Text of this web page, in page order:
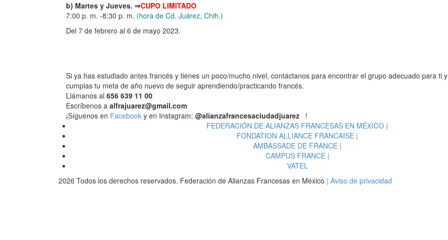
b) Martes y Jueves. ⇒CUPO LIMITADO
7:00 p. m. -8:30 p. m. (hora de Cd. Juárez, Chih.)
Del 7 de febrero al 6 de mayo 2023.
Si ya has estudiado antes francés y tienes un poco/mucho nivel, contáctanos para encontrar el grupo adecuado para ti y
cumplas tu meta de año nuevo de seguir aprendiendo/practicando francés.
Llámanos al 656 639 11 00
Escríbenos a alfrajuarez@gmail.com
¡Síguenos en Facebook y en Instagram: @alianzafrancesaciudadjuarez !
FEDERACIÓN DE ALIANZAS FRANCESAS EN MÉXICO |
FONDATION ALLIANCE FRANCAISE |
AMBASSADE DE FRANCE |
CAMPUS FRANCE |
VATEL
2026 Todos los derechos reservados. Federación de Alianzas Francesas en México | Aviso de privacidad